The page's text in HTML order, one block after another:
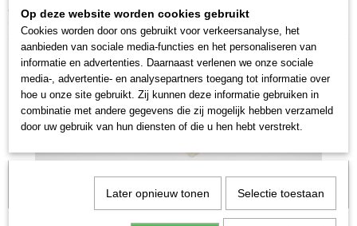
Home > Ketting & Collier > Dames> Collier >Collier mini
COMG0117
Let op: het kan voorkomen dat het product onlangs in de zaak is
verkocht; in dat geval nemen wij contact met u op.
Op deze website worden cookies gebruikt
Cookies worden door ons gebruikt voor verkeersanalyse, het
aanbieden van sociale media-functies en het personaliseren van
informatie en advertenties. Daarnaast verlenen we onze sociale
media-, advertentie- en analysepartners toegang tot informatie over
hoe u onze site gebruikt. Zij kunnen deze informatie gebruiken in
combinatie met andere gegevens die zij mogelijk hebben verzameld
door uw gebruik van hun diensten of die u hen hebt verstrekt.
Later opnieuw tonen Selectie toestaan